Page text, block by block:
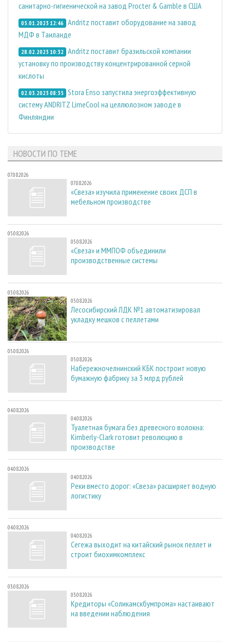
санитарно-гигиенической на завод Procter & Gamble в США
05.01.2023 12:46 Andritz поставит оборудование на завод
МДФ в Таиланде
28.02.2023 10:32 Andritz поставит бразильской компании
установку по производству концентрированной серной
кислоты
02.03.2023 08:35 Stora Enso запустила энергоэффективную
систему ANDRITZ LimeCool на целлюлозном заводе в
Финляндии
НОВОСТИ ПО ТЕМЕ
07.08.2026
07.08.2026
«Свеза» изучила применение своих ДСП в
мебельном производстве
05.08.2026
05.08.2026
«Свеза» и ММПОФ объединили
производственные системы
05.08.2026
05.08.2026
Лесосибирский ЛДК №1 автоматизировал
укладку мешков с пеллетами
05.08.2026
05.08.2026
Набережночелнинский КБК построит новую
бумажную фабрику за 3 млрд рублей
04.08.2026
04.08.2026
Туалетная бумага без древесного волокна:
Kimberly-Clark готовит революцию в
производстве
04.08.2026
04.08.2026
Реки вместо дорог: «Свеза» расширяет водную
логистику
04.08.2026
04.08.2026
Сегежа выходит на китайский рынок пеллет и
строит биохимкомплекс
03.08.2026
03.08.2026
Кредиторы «Соликамскбумпрома» настаивают
на введении наблюдения